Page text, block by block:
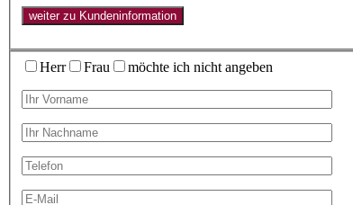
weiter zu Kundeninformation
Herr Frau möchte ich nicht angeben